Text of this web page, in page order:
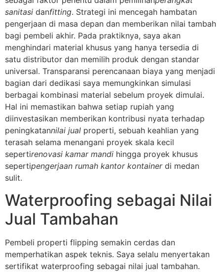
sanitasi danfitting. Strategi ini mencegah hambatan
pengerjaan di masa depan dan memberikan nilai tambah
bagi pembeli akhir. Pada praktiknya, saya akan
menghindari material khusus yang hanya tersedia di
satu distributor dan memilih produk dengan standar
universal. Transparansi perencanaan biaya yang menjadi
bagian dari dedikasi saya memungkinkan simulasi
berbagai kombinasi material sebelum proyek dimulai.
Hal ini memastikan bahwa setiap rupiah yang
diinvestasikan memberikan kontribusi nyata terhadap
peningkatannilai jual properti, sebuah keahlian yang
terasah selama menangani proyek skala kecil
sepertirenovasi kamar mandi hingga proyek khusus
sepertipengerjaan rumah kantor kontainerdi medan
sulit.
Waterproofing sebagai Nilai
Jual Tambahan
Pembeli properti flipping semakin cerdas dan
memperhatikan aspek teknis. Saya selalu menyertakan
sertifikat waterproofing sebagai nilai jual tambahan.